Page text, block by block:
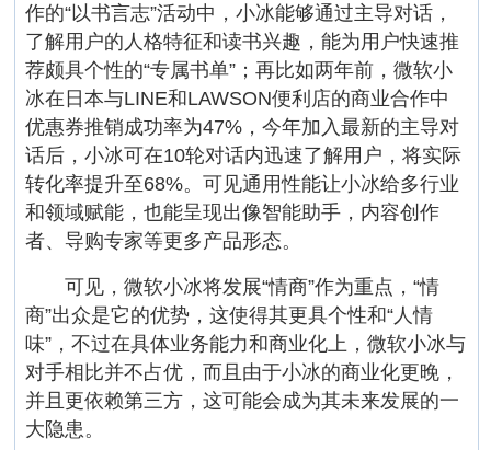
作的“以书言志”活动中，小冰能够通过主导对话，
了解用户的人格特征和读书兴趣，能为用户快速推
荐颇具个性的“专属书单”；再比如两年前，微软小
冰在日本与LINE和LAWSON便利店的商业合作中
优惠券推销成功率为47%，今年加入最新的主导对
话后，小冰可在10轮对话内迅速了解用户，将实际
转化率提升至68%。可见通用性能让小冰给多行业
和领域赋能，也能呈现出像智能助手，内容创作
者、导购专家等更多产品形态。
可见，微软小冰将发展“情商”作为重点，“情
商”出众是它的优势，这使得其更具个性和“人情
味”，不过在具体业务能力和商业化上，微软小冰与
对手相比并不占优，而且由于小冰的商业化更晚，
并且更依赖第三方，这可能会成为其未来发展的一
大隐患。